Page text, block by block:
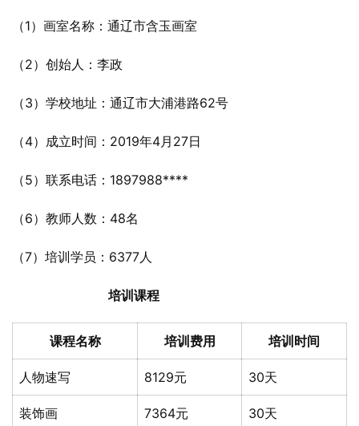
（1）画室名称：通辽市含玉画室
（2）创始人：李政
（3）学校地址：通辽市大浦港路62号
（4）成立时间：2019年4月27日
（5）联系电话：1897988****
（6）教师人数：48名
（7）培训学员：6377人
培训课程
课程名称 培训费用 培训时间
人物速写 8129元 30天
装饰画 7364元 30天